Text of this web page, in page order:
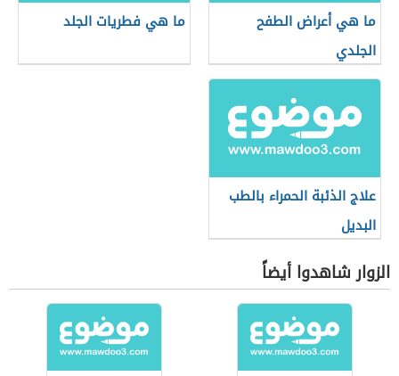
ما هي أعراض الطفح
الجلدي
ما هي فطريات الجلد
علاج الذئبة الحمراء بالطب
البديل
الزوار شاهدوا أيضاً